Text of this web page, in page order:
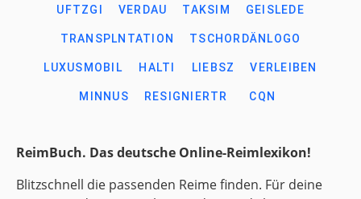
UFTZGI VERDAU TAKSIM GEISLEDE
TRANSPLNTATION TSCHORDÄNLOGO
LUXUSMOBIL HALTI LIEBSZ VERLEIBEN
MINNUS RESIGNIERTR CQN
ReimBuch. Das deutsche Online-Reimlexikon!
Blitzschnell die passenden Reime finden. Für deine